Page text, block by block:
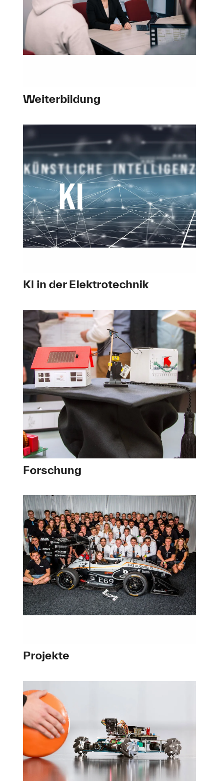
Weiterbildung
KI in der Elektrotechnik
Forschung
Projekte